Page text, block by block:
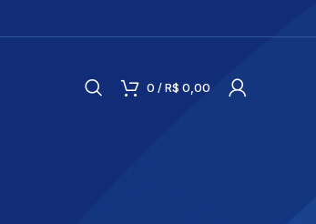
0 /R$ 0,00